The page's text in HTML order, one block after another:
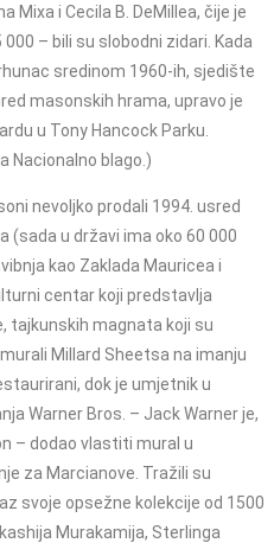
Mixa i Cecila B. DeMillea, čije je
– bili su slobodni zidari. Kada
sredinom 1960-ih, sjedište
masonskih hrama, upravo je
u Tony Hancock Parku.
Nacionalno blago.)
nevoljko prodali 1994. usred
(sada u državi ima oko 60 000
kao Zaklada Mauricea i
centar koji predstavlja
tajkunskih magnata koji su
Millard Sheetsa na imanju
dok je umjetnik u
Warner Bros. – Jack Warner je,
– dodao vlastiti mural u
za Marcianove. Tražili su
svoje opsežne kolekcije od 1500
Murakamija, Sterlinga